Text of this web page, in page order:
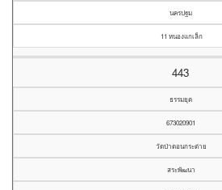
นครปฐม
11 หนองแกเล็ก
443
ธรรมยุต
673020901
วัดป่าดอนกระต่าย
สระพัฒนา